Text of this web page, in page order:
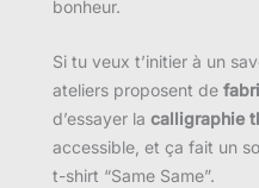
bonheur.
Si tu veux t’initier à un
ateliers proposent de
d’essayer la calligraphie
accessible, et ça fait un
t-shirt “Same Same”.